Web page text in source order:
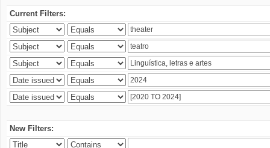
Current Filters:
New Filters: